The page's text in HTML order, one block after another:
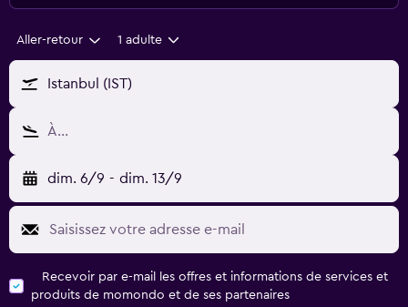
Aller-retour 1 adulte
Istanbul (IST)
À…
dim. 6/9 - dim. 13/9
Recevoir par e-mail les offres et informations de services et
produits de momondo et de ses partenaires